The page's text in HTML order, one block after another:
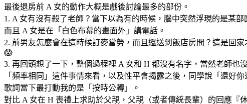
最後退房前 A 女的動作大概是戲後討論最多的部份。
1. A 女有沒有殺了老師？當下以為有的時候，腦中突然浮現的是某
而且 A 女是在「白色布幕的畫面外」講電話。
2. 前男友怎麼會在這時候訂麥當勞，而且還送到飯店房間？這是回
😱
3. 再回頭想了一下，整個過程裡 A 女和 H 都沒有名字，當然老師
「頻率相同」這件事情來看，以及性平會揭露之後，同學說「還好
歌詞當下最打動我的是「按時公轉」。
對比 A 女在 H 喪禮上求助於父親，父親（或者傳統長輩）的回應『